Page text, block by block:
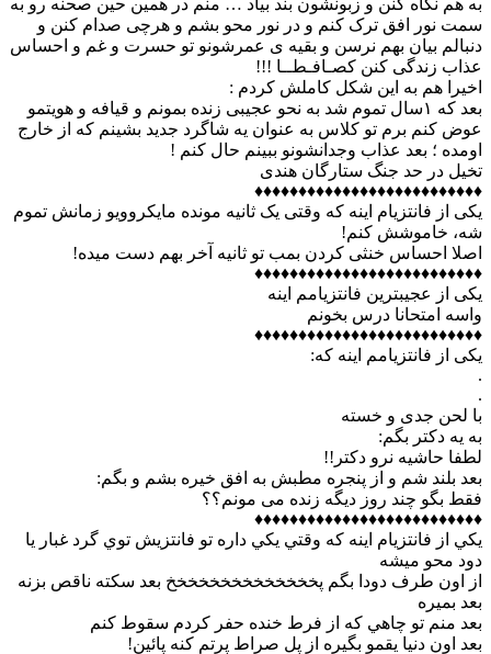
به هم نگاه کنن و زبونشون بند بیاد … منم در همین حین صحنه رو به
سمت نور افق ترک کنم و در نور محو بشم و هرچی صدام کنن و
دنبالم بیان بهم نرسن و بقیه ی عمرشونو تو حسرت و غم و احساس
عذاب زندگی کنن کصـافـطــا !!!
اخیرا هم به این شکل کاملش کردم :
بعد که ۱سال تموم شد به نحو عجیبی زنده بمونم و قیافه و هویتمو
عوض کنم برم تو کلاس به عنوان یه شاگرد جدید بشینم که از خارج
اومده ؛ بعد عذاب وجدانشونو ببینم حال کنم !
تخیل در حد جنگ ستارگان هندی
♦♦♦♦♦♦♦♦♦♦♦♦♦♦♦♦♦♦♦♦♦♦♦♦♦♦
یکی از فانتزیام اینه که وقتی یک ثانیه مونده مایکروویو زمانش تموم
شه، خاموشش کنم!
اصلا احساس خنثی کردن بمب تو ثانیه آخر بهم دست میده!
♦♦♦♦♦♦♦♦♦♦♦♦♦♦♦♦♦♦♦♦♦♦♦♦♦♦
یکی از عجیبترین فانتزیامم اینه
واسه امتحانا درس بخونم
♦♦♦♦♦♦♦♦♦♦♦♦♦♦♦♦♦♦♦♦♦♦♦♦♦♦
یکی از فانتزیامم اينه كه:
.
.
با لحن جدی و خسته
به یه دکتر بگم:
لطفا حاشیه نرو دکتر!!
بعد بلند شم و از پنجره مطبش به افق خیره بشم و بگم:
فقط بگو چند روز دیگه زنده می مونم؟؟
♦♦♦♦♦♦♦♦♦♦♦♦♦♦♦♦♦♦♦♦♦♦♦♦♦♦
يكي از فانتزيام اينه كه وقتي يكي داره تو فانتزيش توي گرد غبار يا
دود محو ميشه
از اون طرف دودا بگم پخخخخخخخخخخخخخخ بعد سكته ناقص بزنه
بعد بميره
بعد منم تو چاهي كه از فرط خنده حفر كردم سقوط كنم
بعد اون دنيا يقمو بگيره از پل صراط پرتم كنه پائين!